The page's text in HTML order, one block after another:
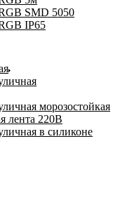
SMD 5050
IP65
морозостойкая
лента 220В
в силиконе